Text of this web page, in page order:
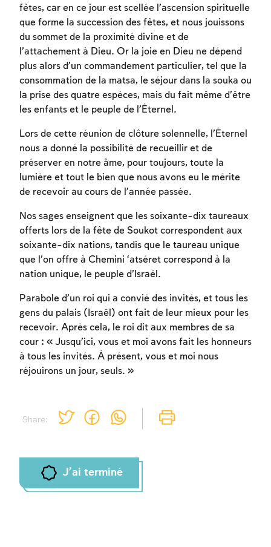
Share:
fêtes, car en ce jour est scellée l’ascension spirituelle
que forme la succession des fêtes, et nous jouissons
du sommet de la proximité divine et de
l’attachement à Dieu. Or la joie en Dieu ne dépend
plus alors d’un commandement particulier, tel que la
consommation de la matsa, le séjour dans la souka ou
la prise des quatre espèces, mais du fait même d’être
les enfants et le peuple de l’Éternel.
Lors de cette réunion de clôture solennelle, l’Éternel
nous a donné la possibilité de recueillir et de
préserver en notre âme, pour toujours, toute la
lumière et tout le bien que nous avons eu le mérite
de recevoir au cours de l’année passée.
Nos sages enseignent que les soixante-dix taureaux
offerts lors de la fête de Soukot correspondent aux
soixante-dix nations, tandis que le taureau unique
que l’on offre à Chemini ‘atséret correspond à la
nation unique, le peuple d’Israël.
Parabole d’un roi qui a convié des invités, et tous les
gens du palais (Israël) ont fait de leur mieux pour les
recevoir. Après cela, le roi dit aux membres de sa
cour : « Jusqu’ici, vous et moi avons fait les honneurs
à tous les invités. À présent, vous et moi nous
réjouirons un jour, seuls. »
J'ai terminé
Inscription requise
Afin d'enregistrer ce que vous avez étudié,
vous devez vous connectez ou vous
inscrire.
Inscription Connexion